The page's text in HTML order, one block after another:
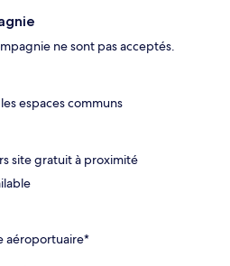
ne sont pas acceptés.
espaces communs
site gratuit à proximité
aéroportuaire*